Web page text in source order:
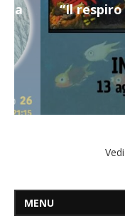
“Il respiro
MENU